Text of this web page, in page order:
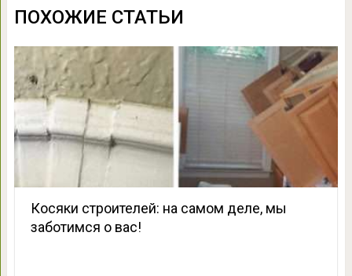
ПОХОЖИЕ СТАТЬИ
Косяки строителей: на самом деле, мы
заботимся о вас!